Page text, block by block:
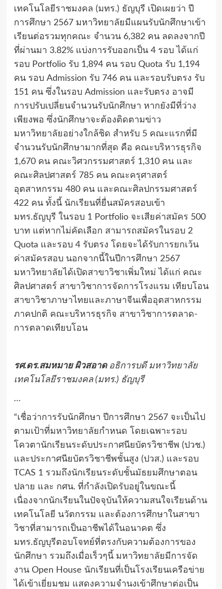
เทคโนโลยีราชมงคล (มทร.) ธัญบุรี เปิดเผยว่า ปี
การศึกษา 2567 มหาวิทยาลัยมีแผนรับนักศึกษาเข้า
เรียนต่อรวมทุกคณะ จำนวน 6,382 คน ลดลงจากปี
ที่ผ่านมา 3.82% แบ่งการรับออกเป็น 4 รอบ ได้แก่
รอบ Portfolio รับ 1,894 คน รอบ Quota รับ 1,194
คน รอบ Admission รับ 746 คน และรอบรับตรง รับ
151 คน ซึ่งในรอบ Admission และรับตรง อาจมี
การปรับเปลี่ยนจำนวนรับนักศึกษา หากยังมีที่ว่าง
เพียงพอ ซึ่งนักศึกษาจะต้องติดตามข่าว
มหาวิทยาลัยอย่างใกล้ชิด สำหรับ 5 คณะแรกที่มี
จำนวนรับนักศึกษามากที่สุด คือ คณะบริหารธุรกิจ
1,670 คน คณะวิศวกรรมศาสตร์ 1,310 คน และ
คณะศิลปศาสตร์ 785 คน คณะครุศาสตร์
อุตสาหกรรม 480 คน และคณะศิลปกรรมศาสตร์
422 คน ทั้งนี้ นักเรียนที่ยื่นสมัครสอบเข้า
มทร.ธัญบุรี ในรอบ 1 Portfolio จะเสียค่าสมัคร 500
บาท แต่หากไม่คัดเลือก สามารถสมัครในรอบ 2
Quota และรอบ 4 รับตรง โดยจะได้รับการยกเว้น
ค่าสมัครสอบ นอกจากนี้ในปีการศึกษา 2567
มหาวิทยาลัยได้เปิดสาขาวิชาเพิ่มใหม่ ได้แก่ คณะ
ศิลปศาสตร์ สาขาวิชาการจัดการโรงแรม เทียบโอน
สาขาวิชาภาษาไทยและภาษาจีนเพื่ออุตสาหกรรม
ภาคปกติ คณะบริหารธุรกิจ สาขาวิชาการตลาด-
การตลาดเทียบโอน
รศ.ดร.สมหมาย ผิวสอาดอธิการบดี มหาวิทยาลัย
เทคโนโลยีราชมงคล (มทร.) ธัญบุรี
…
“เชื่อว่าการรับนักศึกษา ปีการศึกษา 2567 จะเป็นไป
ตามเป้าที่มหาวิทยาลัยกำหนด โดยเฉพาะรอบ
โควตานักเรียนระดับประกาศนียบัตรวิชาชีพ (ปวช.)
และประกาศนียบัตรวิชาชีพชั้นสูง (ปวส.) และรอบ
TCAS 1 รวมถึงนักเรียนระดับชั้นมัธยมศึกษาตอน
ปลาย และ กศน. ที่กำลังเปิดรับอยู่ในขณะนี้
เนื่องจากนักเรียนในปัจจุบันให้ความสนใจเรียนด้าน
เทคโนโลยี นวัตกรรม และต้องการศึกษาในสาขา
วิชาที่สามารถเป็นอาชีพได้ในอนาคต ซึ่ง
มทร.ธัญบุรีตอบโจทย์ที่ตรงกับความต้องการของ
นักศึกษา รวมถึงเมื่อเร็วๆนี้ มหาวิทยาลัยมีการจัด
งาน Open House นักเรียนที่เป็นโรงเรียนเครือข่าย
ได้เข้าเยี่ยมชม แสดงความจำนงเข้าศึกษาต่อเป็น